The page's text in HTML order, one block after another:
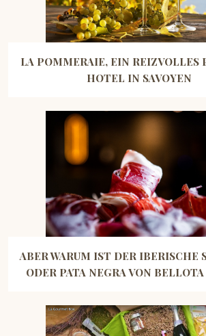
LA POMMERAIE, EIN REIZVOLLES
HOTEL IN SAVOYEN
ABER WARUM IST DER IBERISCHE
ODER PATA NEGRA VON